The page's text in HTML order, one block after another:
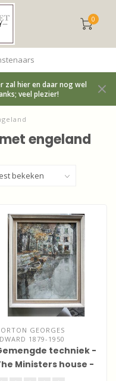
0
zal hier en daar nog wel
veel plezier!
engeland
GEORGES
1879-1950
techniek -
Ministers house -